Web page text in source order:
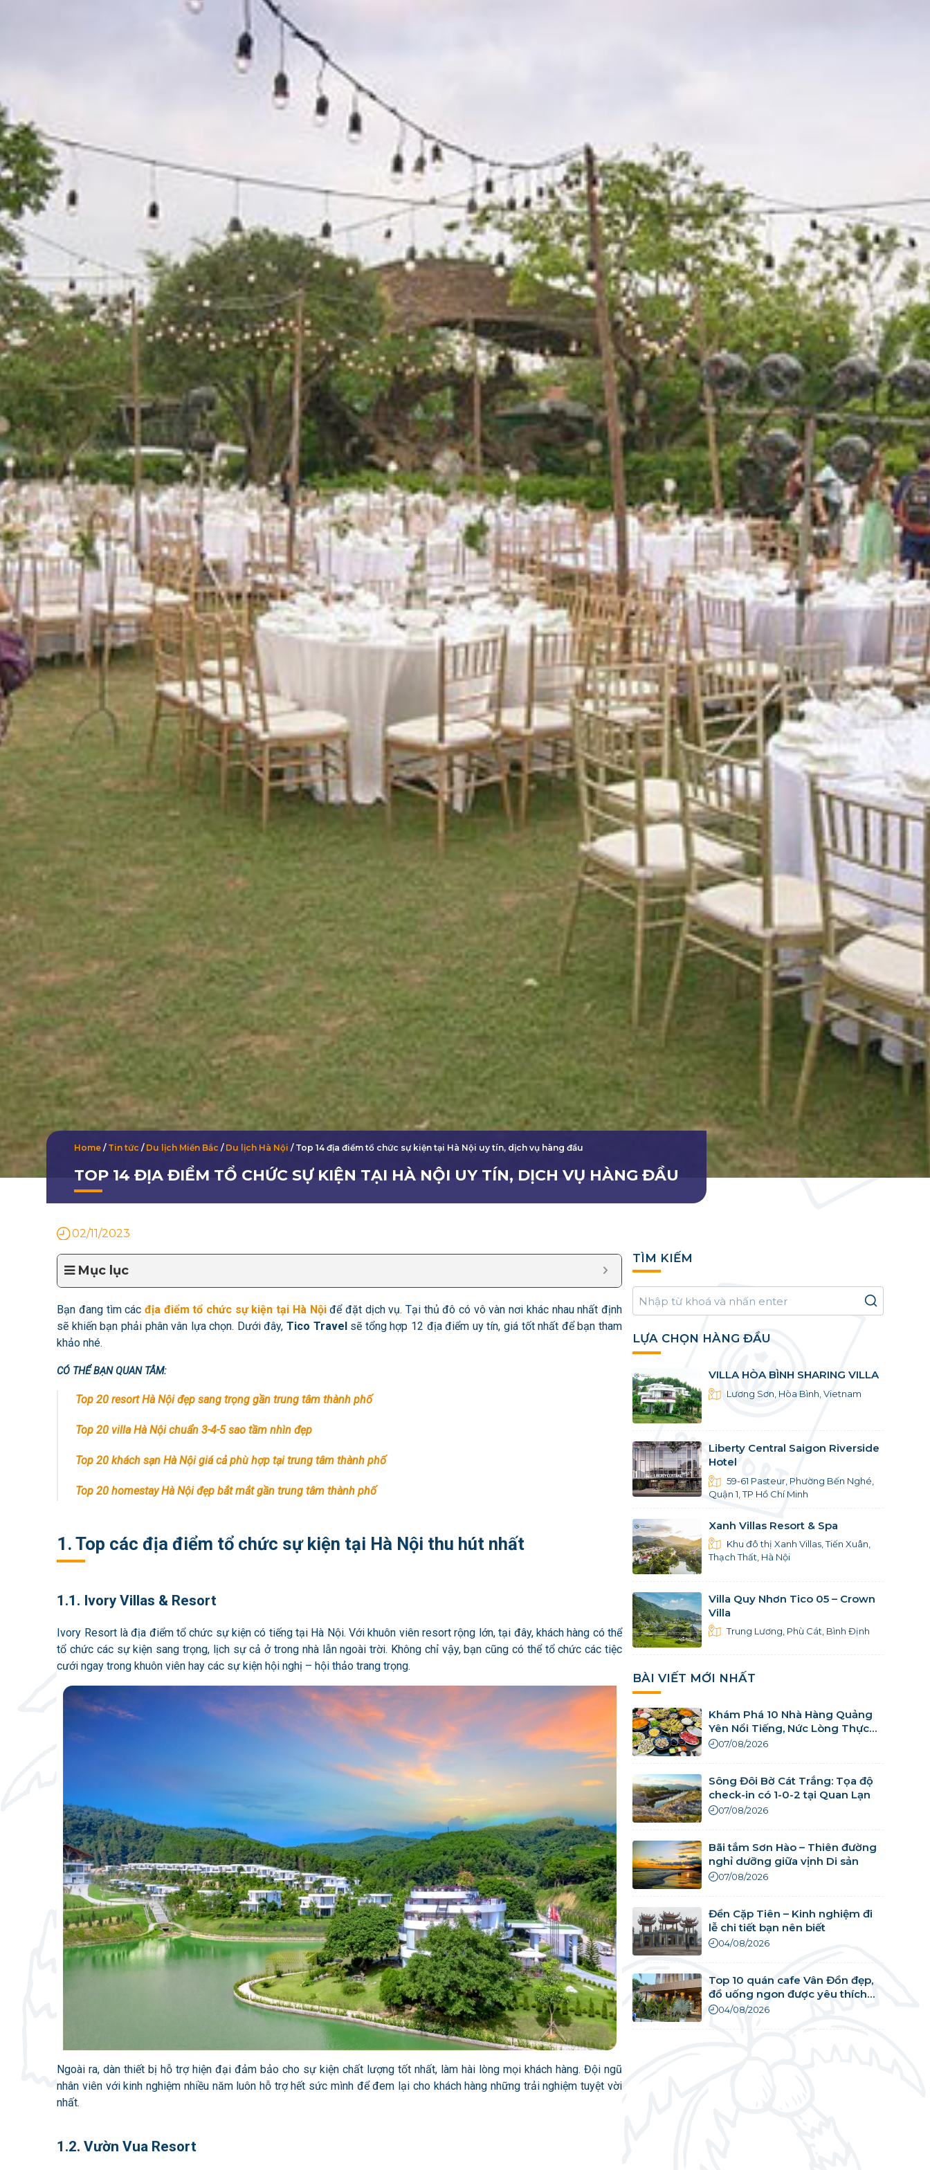
Home / Tin tức / Du lịch Miền Bắc / Du lịch Hà Nội / Top 14 địa điểm tổ chức sự kiện tại Hà Nội uy tín, dịch vụ hàng đầu
TOP 14 ĐỊA ĐIỂM TỔ CHỨC SỰ KIỆN TẠI HÀ NỘI UY TÍN, DỊCH VỤ HÀNG ĐẦU
02/11/2023
Mục lục
Bạn đang tìm các địa điểm tổ chức sự kiện tại Hà Nội để đặt dịch vụ. Tại thủ đô có vô vàn nơi khác nhau nhất định
sẽ khiến bạn phải phân vân lựa chọn. Dưới đây,Tico Travel sẽ tổng hợp 12 địa điểm uy tín, giá tốt nhất để bạn tham
khảo nhé.
CÓ THỂ BẠN QUAN TÂM:
Top 20 resort Hà Nội đẹp sang trọng gần trung tâm thành phố
Top 20 villa Hà Nội chuẩn 3-4-5 sao tầm nhìn đẹp
Top 20 khách sạn Hà Nội giá cả phù hợp tại trung tâm thành phố
Top 20 homestayHà Nộiđẹp bắt mắt gần trung tâm thành phố
1. Top các địa điểm tổ chức sự kiện tại Hà Nội thu hút nhất
1.1. Ivory Villas & Resort
Ivory Resort là địa điểm tổ chức sự kiện có tiếng tại Hà Nội. Với khuôn viên resort rộng lớn, tại đây, khách hàng có thể
tổ chức các sự kiện sang trọng, lịch sự cả ở trong nhà lẫn ngoài trời. Không chỉ vậy, bạn cũng có thể tổ chức các tiệc
cưới ngay trong khuôn viên hay các sự kiện hội nghị – hội thảo trang trọng.
Ngoài ra, dàn thiết bị hỗ trợ hiện đại đảm bảo cho sự kiện chất lượng tốt nhất, làm hài lòng mọi khách hàng. Đội ngũ
nhân viên với kinh nghiệm nhiều năm luôn hỗ trợ hết sức mình để đem lại cho khách hàng những trải nghiệm tuyệt vời
nhất.
1.2. Vườn Vua Resort
TÌM KIẾM
LỰA CHỌN HÀNG ĐẦU
VILLA HÒA BÌNH SHARING VILLA
Lương Sơn, Hòa Bình, Vietnam
Liberty Central Saigon Riverside
Hotel
59-61 Pasteur, Phường Bến Nghé,
Quận 1, TP Hồ Chí Minh
Xanh Villas Resort & Spa
Khu đô thị Xanh Villas, Tiến Xuân,
Thạch Thất, Hà Nội
Villa Quy Nhơn Tico 05 – Crown
Villa
Trung Lương, Phù Cát, Bình Định
BÀI VIẾT MỚI NHẤT
Khám Phá 10 Nhà Hàng Quảng
Yên Nổi Tiếng, Nức Lòng Thực
Khách
07/08/2026
Sông Đôi Bờ Cát Trắng: Tọa độ
check-in có 1-0-2 tại Quan Lạn
07/08/2026
Bãi tắm Sơn Hào – Thiên đường
nghỉ dưỡng giữa vịnh Di sản
07/08/2026
Đền Cặp Tiên – Kinh nghiệm đi
lễ chi tiết bạn nên biết
04/08/2026
Top 10 quán cafe Vân Đồn đẹp,
đồ uống ngon được yêu thích
nhất
04/08/2026